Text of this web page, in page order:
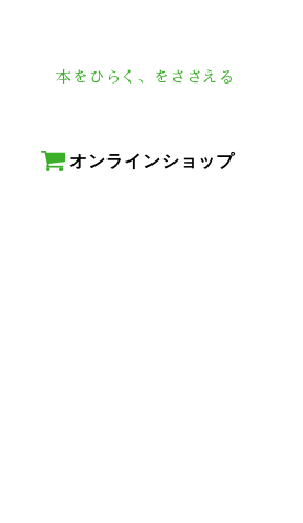
本をひらく、をささえる
オンラインショップ